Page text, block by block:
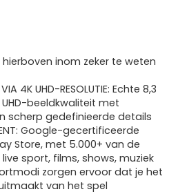
inom zeker te weten
4K UHD-RESOLUTIE: Echte 8,3
beeldkwaliteit met
scherp gedefinieerde details
Google-gecertificeerde
Store, met 5.000+ van de
sport, films, shows, muziek
zorgen ervoor dat je het
van het spel